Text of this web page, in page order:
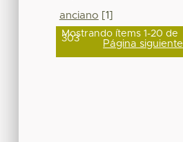
anciano [1]
Mostrando ítems 1-20 de
303 Página siguiente